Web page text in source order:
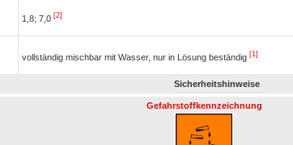
1,8; 7,0 [2]
vollständig mischbar mit Wasser, nur in Lösung beständig [1]
Sicherheitshinweise
Gefahrstoffkennzeichnung